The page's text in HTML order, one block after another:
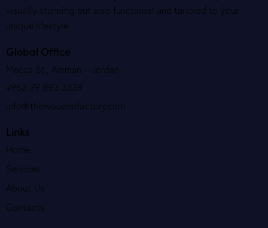
visually stunning but also functional and tailored to your
unique lifestyle.
Global Office
Mecca St., Amman – Jordan
+962 79 893 3339
info@thewoodenfactory.com
Links
Home
Services
About Us
Contacts